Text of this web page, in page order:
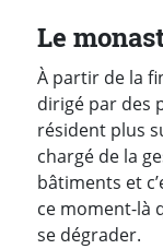
Le
À partir de la
dirigé par des
résident plus
chargé de la
bâtiments et
ce moment-là
se dégrader.